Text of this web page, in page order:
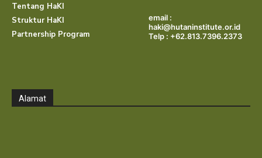
Tentang HaKI
Struktur HaKI
Partnership Program
email :
haki@hutaninstitute.or.id
Telp : +62.813.7396.2373
Alamat